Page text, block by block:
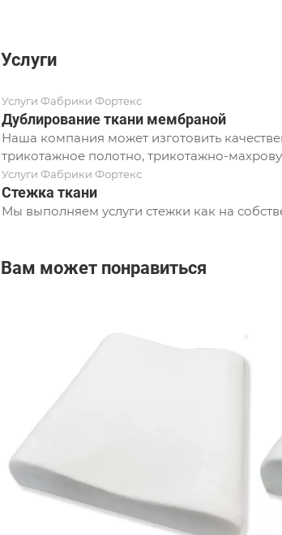
Услуги
Услуги Фабрики Фортекс
Дублирование ткани мембраной
Наша компания может изготовить
трикотажное полотно, трикотажно-
Услуги Фабрики Фортекс
Стежка ткани
Мы выполняем услуги стежки как на
Вам может понравиться